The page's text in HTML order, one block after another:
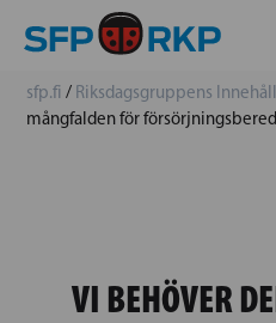
sfp.fi / Riksdagsgruppens Innehåll
mångfalden för
VI BEHÖVER